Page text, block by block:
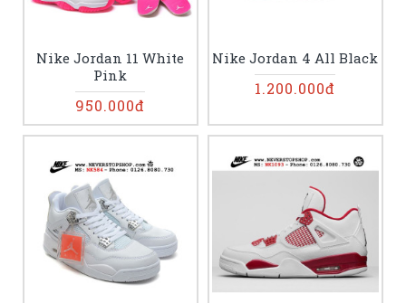
Nike Jordan 11 White
Pink
950.000đ
Nike Jordan 4 All Black
1.200.000đ